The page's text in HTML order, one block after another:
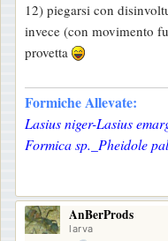
s
s
a
g
i
o
12) piegarsi con
invece (con movimento
provetta
Formiche Allevate:
Lasius niger-Lasius
Formica sp._Pheidole
AnBerProds
larva